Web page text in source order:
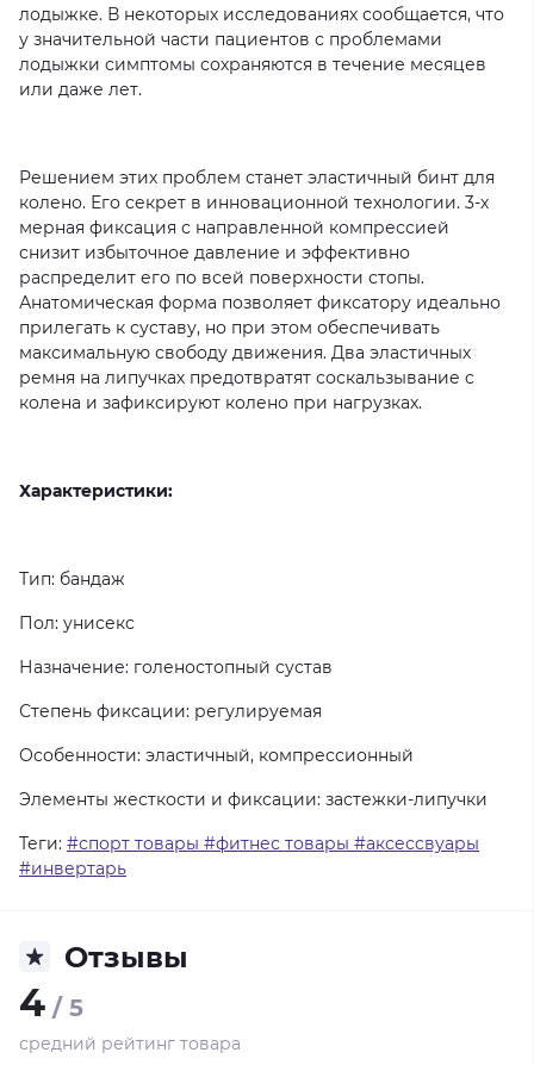
лодыжке. В некоторых исследованиях сообщается, что
у значительной части пациентов с проблемами
лодыжки симптомы сохраняются в течение месяцев
или даже лет.
Решением этих проблем станет эластичный бинт для
колено. Его секрет в инновационной технологии. 3-х
мерная фиксация с направленной компрессией
снизит избыточное давление и эффективно
распределит его по всей поверхности стопы.
Анатомическая форма позволяет фиксатору идеально
прилегать к суставу, но при этом обеспечивать
максимальную свободу движения. Два эластичных
ремня на липучках предотвратят соскальзывание с
колена и зафиксируют колено при нагрузках.
Характеристики:
Тип: бандаж
Пол: унисекс
Назначение: голеностопный сустав
Степень фиксации: регулируемая
Особенности: эластичный, компрессионный
Элементы жесткости и фиксации: застежки-липучки
Теги: #спорт товары #фитнес товары #аксессвуары
#инвертарь
Отзывы
4 / 5
средний рейтинг товара